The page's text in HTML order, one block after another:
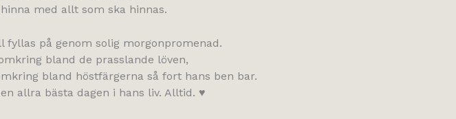
med allt som ska hinnas.
på genom solig morgonpromenad.
bland de prasslande löven,
bland höstfärgerna så fort hans ben bar.
allra bästa dagen i hans liv. Alltid. ♥